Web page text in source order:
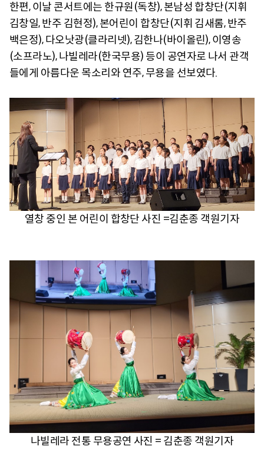
한편, 이날 콘서트에는 한규원(독창), 본남성 합창단(지휘
김창일, 반주 김현정), 본어린이 합창단(지휘 김새롬, 반주
백은정), 다오낫광(클라리넷), 김한나(바이올린), 이영송
(소프라노), 나빌레라(한국무용) 등이 공연자로 나서 관객
들에게 아름다운 목소리와 연주, 무용을 선보였다.
열창 중인 본 어린이 합창단 사진 =김춘종 객원기자
나빌레라 전통 무용공연 사진 = 김춘종 객원기자